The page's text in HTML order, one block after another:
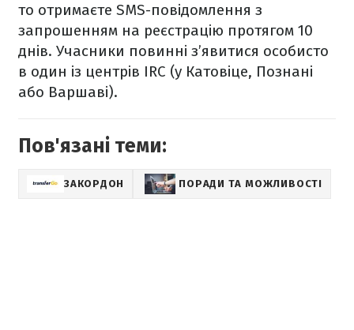
то отримаєте SMS-повідомлення з
запрошенням на реєстрацію протягом 10
днів. Учасники повинні з’явитися особисто
в один із центрів IRC (у Катовіце, Познані
або Варшаві).
Пов'язані теми:
ЗАКОРДОН ПОРАДИ ТА МОЖЛИВОСТІ